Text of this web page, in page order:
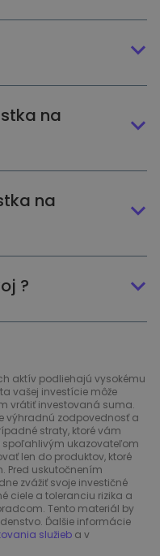
na
na
?
aktív podliehajú vysokému
vašej investície môže
vrátiť investovaná suma.
výhradnú zodpovednosť a
straty, ktoré vám
spoľahlivým ukazovateľom
len do produktov, ktoré
Pred uskutočnením
zvážiť svoje investičné
ciele a toleranciu rizika a
Tento materiál by
Ďalšie informácie
služieb a v